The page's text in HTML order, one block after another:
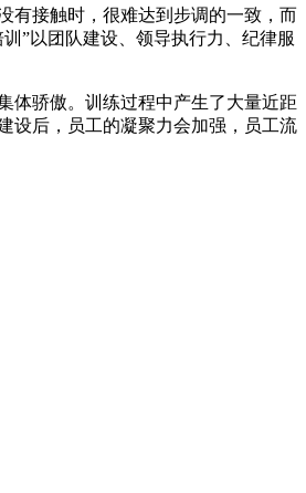
有接触时，很难达到步调的一致，而
”以团队建设、领导执行力、纪律服
体骄傲。训练过程中产生了大量近距
设后，员工的凝聚力会加强，员工流